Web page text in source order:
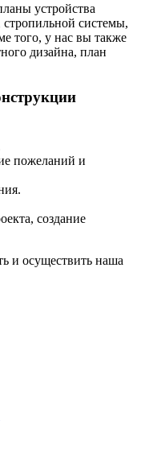
устройства
системы,
того, у нас вы также
дизайна, план
пожеланий и
создание
и осуществить наша